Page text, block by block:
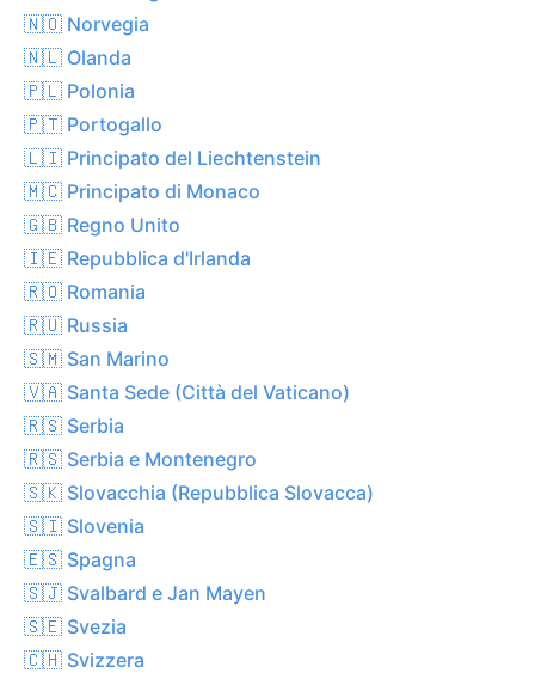
🇳🇴 Norvegia
🇳🇱 Olanda
🇵🇱 Polonia
🇵🇹 Portogallo
🇱🇮 Principato del Liechtenstein
🇲🇨 Principato di Monaco
🇬🇧 Regno Unito
🇮🇪 Repubblica d'Irlanda
🇷🇴 Romania
🇷🇺 Russia
🇸🇲 San Marino
🇻🇦 Santa Sede (Città del Vaticano)
🇷🇸 Serbia
🇷🇸 Serbia e Montenegro
🇸🇰 Slovacchia (Repubblica Slovacca)
🇸🇮 Slovenia
🇪🇸 Spagna
🇸🇯 Svalbard e Jan Mayen
🇸🇪 Svezia
🇨🇭 Svizzera